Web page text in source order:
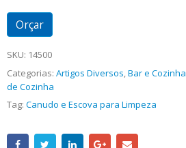
Orçar
SKU: 14500
Categorias: Artigos Diversos,Bar e Cozinha
de Cozinha
Tag: Canudo e Escova para Limpeza